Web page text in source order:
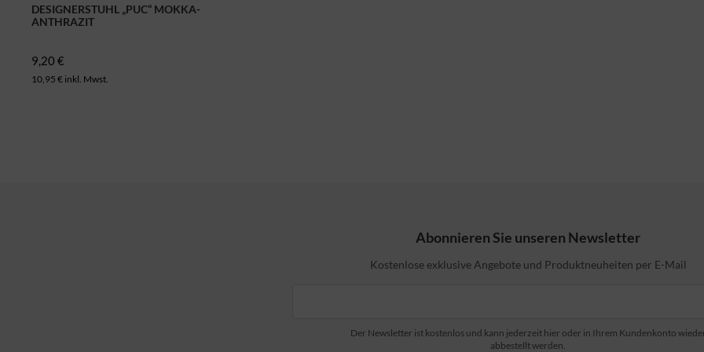
DESIGNERSTUHL „PUC“ MOKKA-
ANTHRAZIT
9,20 €
10,95 € inkl. Mwst.
Abonnieren Sie unseren Newsletter
Kostenlose exklusive Angebote und Produktneuheiten per E-Mail
Der Newsletter ist kostenlos und kann jederzeit hier oder in Ihrem Kundenkonto
abbestellt werden.